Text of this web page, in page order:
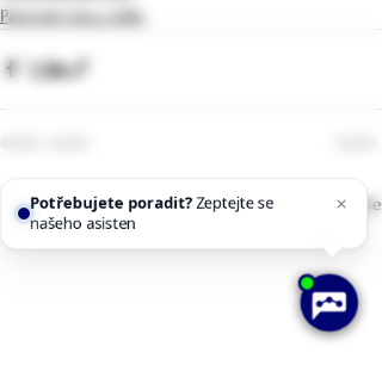
Párování vína a jídla
Nejnovější příspěvky Zobrazit vše
Potřebujete poradit?Zeptejte se
našeho asistenta